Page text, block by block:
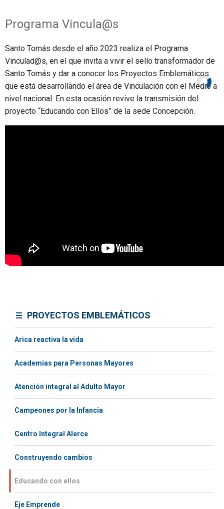
Programa Vincula@s
Santo Tomás desde el año 2023 realiza el Programa
Vinculad@s, en el que invita a vivir el sello transformador de
Santo Tomás y dar a conocer los Proyectos Emblemáticos
que está desarrollando el área de Vinculación con el Medio a
nivel nacional. En esta ocasión revive la transmisión del
proyecto “Educando con Ellos” de la sede Concepción.
PROYECTOS EMBLEMÁTICOS
Arica reactiva la vida
Academias para Personas Mayores
Atención integral al Adulto Mayor
Campeones por la Infancia
Centro Integral Alerce
Construyendo cambios
Educando con ellos
Eje Emprende